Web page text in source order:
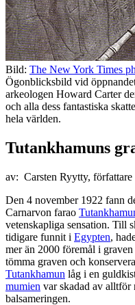
Bild: The New York Times
Ögonblicksbild vid
arkeologen Howard Carter
och alla dess fantastiska
hela världen.
Tutankhamuns
av: Carsten Ryytty,
Den 4 november 1922 fann
Carnarvon farao
vetenskapliga sensation. Till
tidigare funnit i Egypten,
mer än 2000 föremål i
tömma graven och
Tutankhamun låg i en
mumien var skadad av
balsameringen.